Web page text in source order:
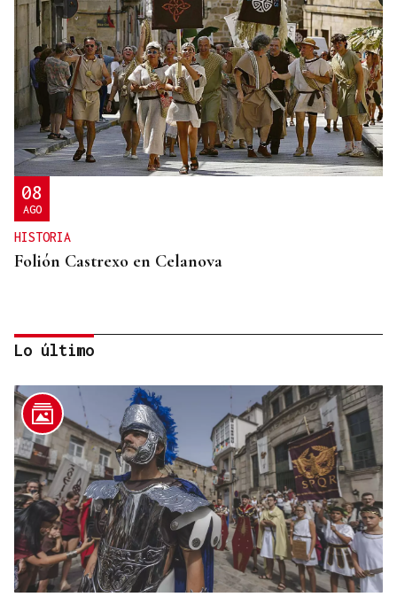
08
AGO
HISTORIA
Folión Castrexo en Celanova
PLANES EN OURENSE
Agenda | ¿Qué hacer en Ourense hoy, sábado 8 de
agosto?
Lo último